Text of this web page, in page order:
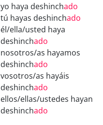
yo haya deshinchado
tú hayas deshinchado
él/ella/usted haya
deshinchado
nosotros/as hayamos
deshinchado
vosotros/as hayáis
deshinchado
ellos/ellas/ustedes hayan
deshinchado